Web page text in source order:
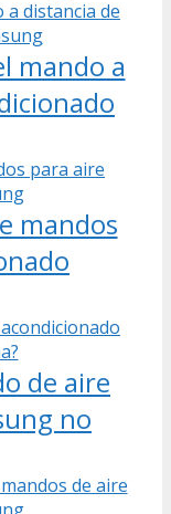
mando a
mandos
de aire
no